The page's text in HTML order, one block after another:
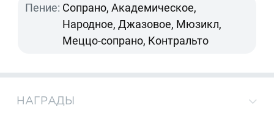
Пение: Сопрано, Академическое,
Народное, Джазовое, Мюзикл,
Меццо-сопрано, Контральто
НАГРАДЫ